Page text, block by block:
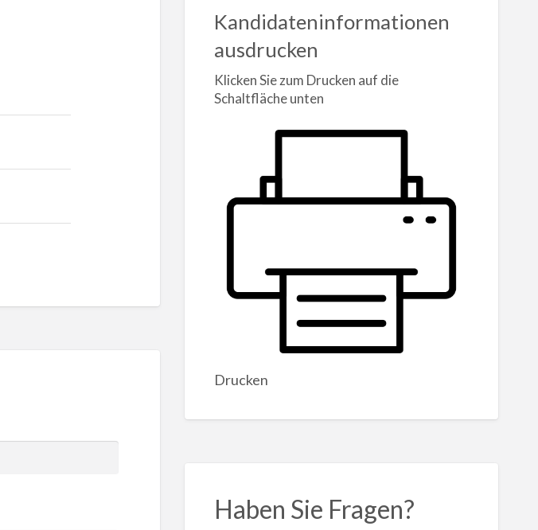
Kandidateninformationen
ausdrucken
Klicken Sie zum Drucken auf die
Schaltfläche unten
Drucken
Haben Sie Fragen?